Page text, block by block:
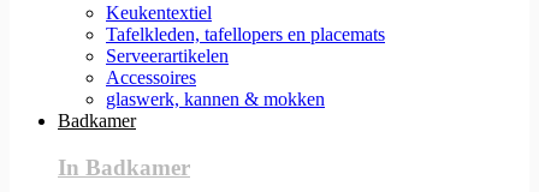
Keukentextiel
Tafelkleden, tafellopers en placemats
Serveerartikelen
Accessoires
glaswerk, kannen & mokken
Badkamer
In Badkamer